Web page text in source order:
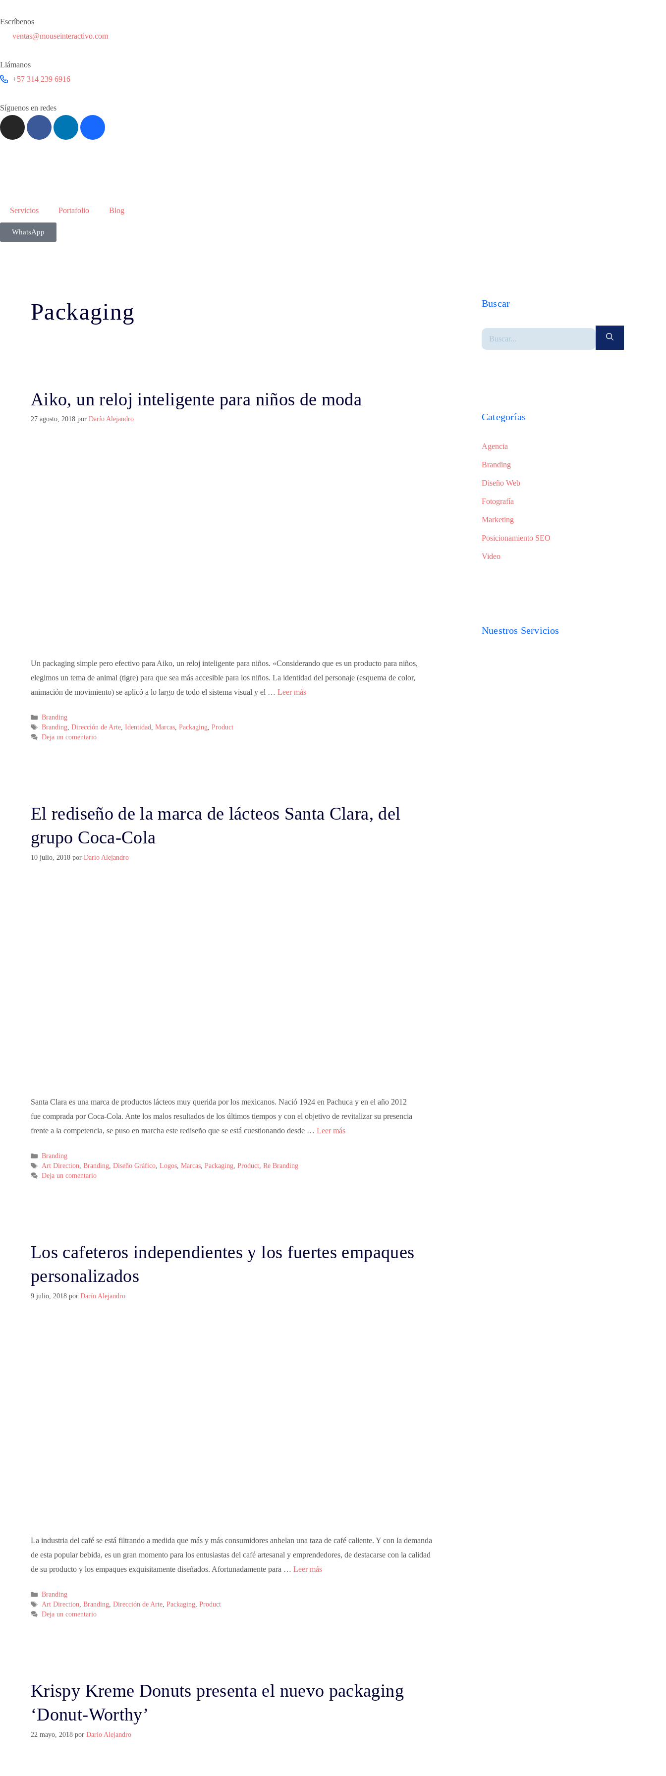
Escríbenos
ventas@mouseinteractivo.com
Llámanos
+57 314 239 6916
Síguenos en redes
Servicios Portafolio Blog
WhatsApp
Packaging
Aiko, un reloj inteligente para niños de moda
27 agosto, 2018 por Darío Alejandro
Un packaging simple pero efectivo para Aiko, un reloj inteligente para niños. «Considerando que es un producto para niños,
elegimos un tema de animal (tigre) para que sea más accesible para los niños. La identidad del personaje (esquema de color,
animación de movimiento) se aplicó a lo largo de todo el sistema visual y el … Leer más
Branding
Branding, Dirección de Arte, Identidad, Marcas, Packaging, Product
Deja un comentario
El rediseño de la marca de lácteos Santa Clara, del
grupo Coca-Cola
10 julio, 2018 por Darío Alejandro
Santa Clara es una marca de productos lácteos muy querida por los mexicanos. Nació 1924 en Pachuca y en el año 2012
fue comprada por Coca-Cola. Ante los malos resultados de los últimos tiempos y con el objetivo de revitalizar su presencia
frente a la competencia, se puso en marcha este rediseño que se está cuestionando desde … Leer más
Branding
Art Direction, Branding, Diseño Gráfico, Logos, Marcas, Packaging, Product, Re Branding
Deja un comentario
Los cafeteros independientes y los fuertes empaques
personalizados
9 julio, 2018 por Darío Alejandro
La industria del café se está filtrando a medida que más y más consumidores anhelan una taza de café caliente. Y con la demanda
de esta popular bebida, es un gran momento para los entusiastas del café artesanal y emprendedores, de destacarse con la calidad
de su producto y los empaques exquisitamente diseñados. Afortunadamente para … Leer más
Branding
Art Direction, Branding, Dirección de Arte, Packaging, Product
Deja un comentario
Krispy Kreme Donuts presenta el nuevo packaging
‘Donut-Worthy’
22 mayo, 2018 por Darío Alejandro
Buscar
Categorías
Agencia
Branding
Diseño Web
Fotografía
Marketing
Posicionamiento SEO
Video
Nuestros Servicios